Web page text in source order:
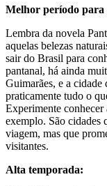
Melhor período para
Lembra da novela
aquelas belezas
sair do Brasil para
pantanal, há ainda
Guimarães, e a cidade
praticamente tudo o
Experimente
exemplo. São cidades
viagem, mas que
visitantes.
Alta temporada: